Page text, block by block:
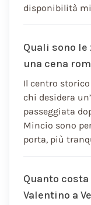
disponibilità
Quali sono
una cena
Il centro storico
chi desidera
passeggiata
Mincio sono
porta, più
Quanto
Valentino a